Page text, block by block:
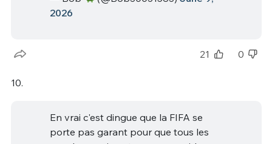
2026
21 0
10.
En vrai c'est dingue que la FIFA se
porte pas garant pour que tous les